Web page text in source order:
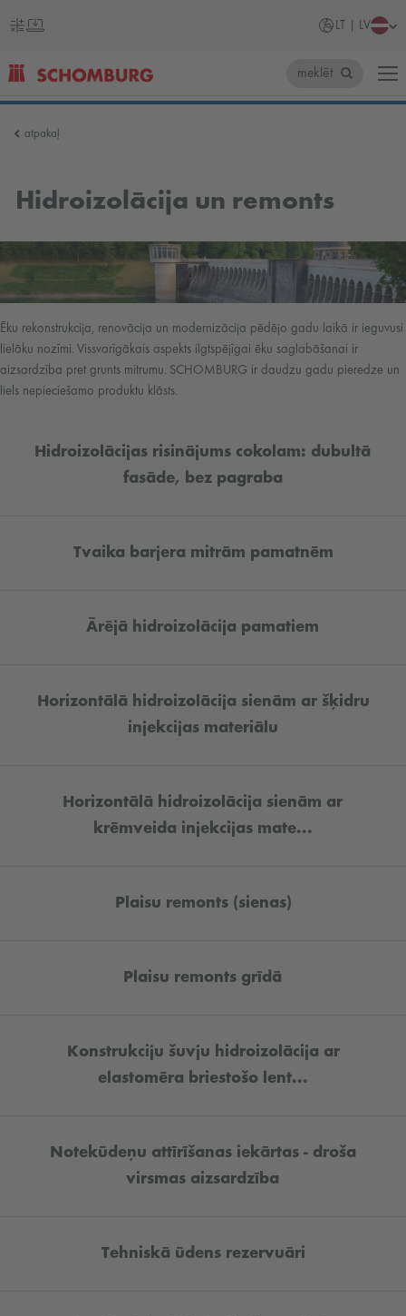
LT | LV
Latvija
meklēt
atpakaļ
Hidroizolācija un remonts
Ēku rekonstrukcija, renovācija un modernizācija pēdējo gadu laikā ir ieguvusi
lielāku nozīmi. Vissvarīgākais aspekts ilgtspējīgai ēku saglabāšanai ir
aizsardzība pret grunts mitrumu. SCHOMBURG ir daudzu gadu pieredze un
liels nepieciešamo produktu klāsts.
Hidroizolācijas risinājums cokolam: dubultā
fasāde, bez pagraba
Tvaika barjera mitrām pamatnēm
Ārējā hidroizolācija pamatiem
Horizontālā hidroizolācija sienām ar šķidru
injekcijas materiālu
Horizontālā hidroizolācija sienām ar
krēmveida injekcijas mate...
Plaisu remonts (sienas)
Plaisu remonts grīdā
Konstrukciju šuvju hidroizolācija ar
elastomēra briestošo lent...
Notekūdeņu attīrīšanas iekārtas - droša
virsmas aizsardzība
Tehniskā ūdens rezervuāri